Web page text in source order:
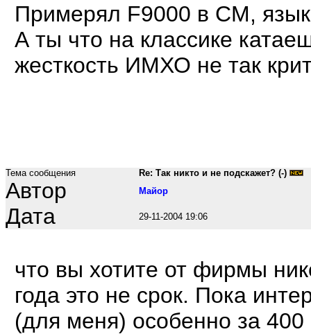
Примерял F9000 в СМ, язык
А ты что на классике
жесткость ИМХО не так
Тема сообщения Re: Так никто и не подскажет? (-)
Автор Maйop
Дата 29-11-2004 19:06
что вы хотите от фирмы
года это не срок. Пока
(для меня) особенно за